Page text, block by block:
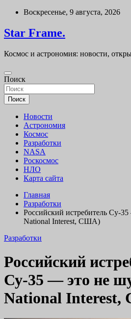
Перейти
содержимому
Воскресенье, 9 августа, 2026
Star Frame.
Космос и астрономия: новости,
Поиск
Поиск
Новости
Астрономия
Космос
Разработки
NASA
Роскосмос
НЛО
Карта сайта
Главная
Разработки
Российский истребитель Су-
National Interest, США)
Разработки
Российский
Су-35 — это не
National